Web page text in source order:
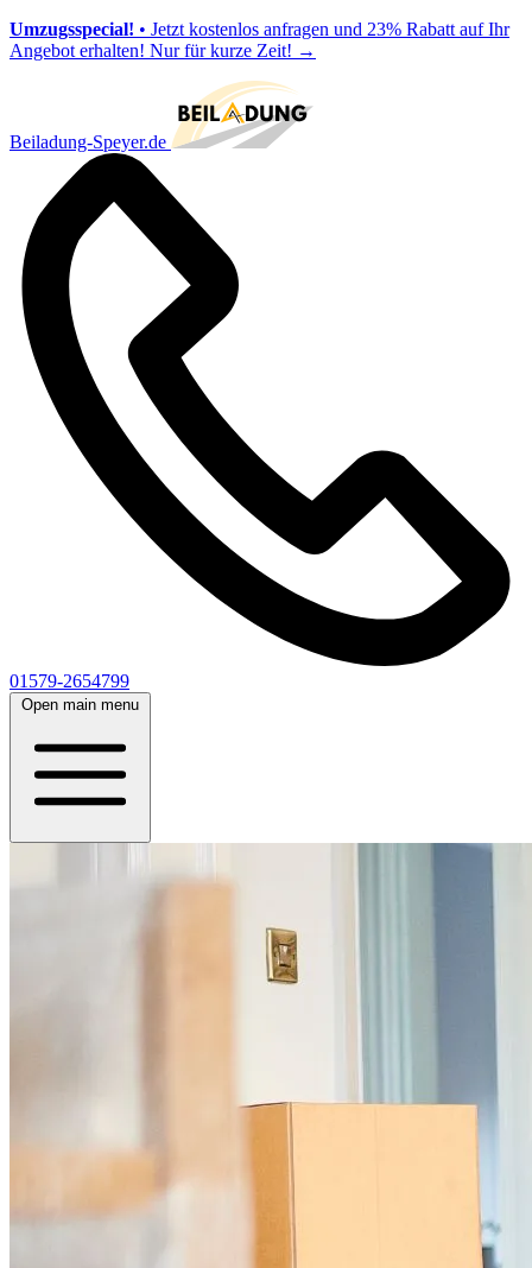
Umzugsspecial! • Jetzt kostenlos anfragen und 23% Rabatt auf Ihr
Angebot erhalten! Nur für kurze Zeit! →
Beiladung-Speyer.de
01579-2654799
Open main menu